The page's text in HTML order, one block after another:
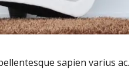
sapien varius ac.